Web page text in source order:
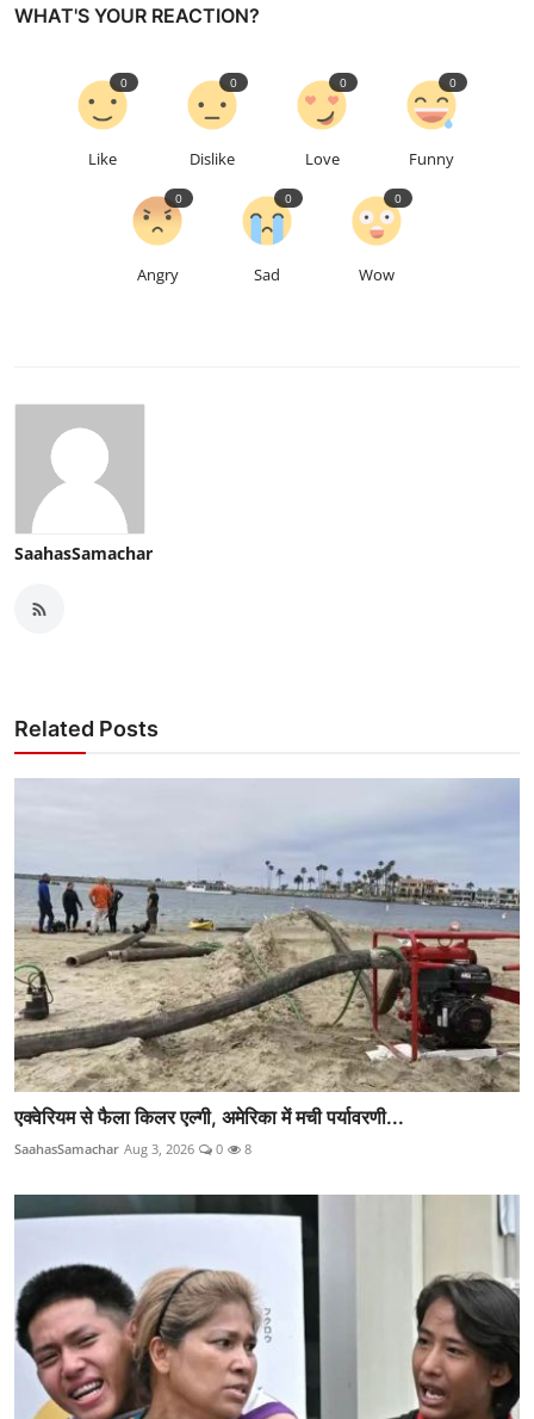
WHAT'S YOUR REACTION?
Like
0
Dislike
0
Love
0
Funny
0
Angry
0
Sad
0
Wow
0
SaahasSamachar
Related Posts
एक्वेरियम से फैला किलर एल्गी, अमेरिका में मची पर्यावरणी...
SaahasSamachar Aug 3, 2026 0 8